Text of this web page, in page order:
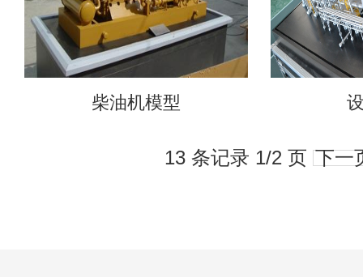
柴油机模型
13 条记录 1/2 页 下一